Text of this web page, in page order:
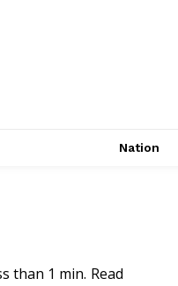
Nation
than 1 min. Read